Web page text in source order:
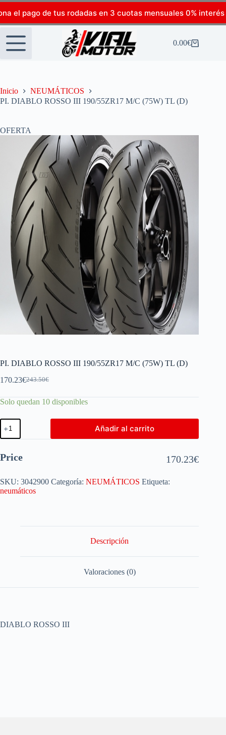
el pago de tus rodadas en 3 cuotas mensuales 0% interés
0.00€
Inicio
NEUMÁTICOS
PI. DIABLO ROSSO III 190/55ZR17 M/C (75W) TL (D)
OFERTA
PI. DIABLO ROSSO III 190/55ZR17 M/C (75W) TL (D)
243.50€
170.23€
Solo quedan 10 disponibles
Añadir al carrito
Price 170.23€
SKU: 3042900 Categoría: NEUMÁTICOS Etiqueta:
neumáticos
Descripción
Valoraciones (0)
DIABLO ROSSO III